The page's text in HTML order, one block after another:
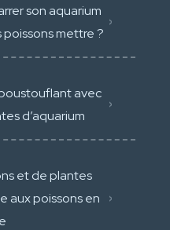
son aquarium
poissons mettre ?
avec
d’aquarium
et de plantes
aux poissons en